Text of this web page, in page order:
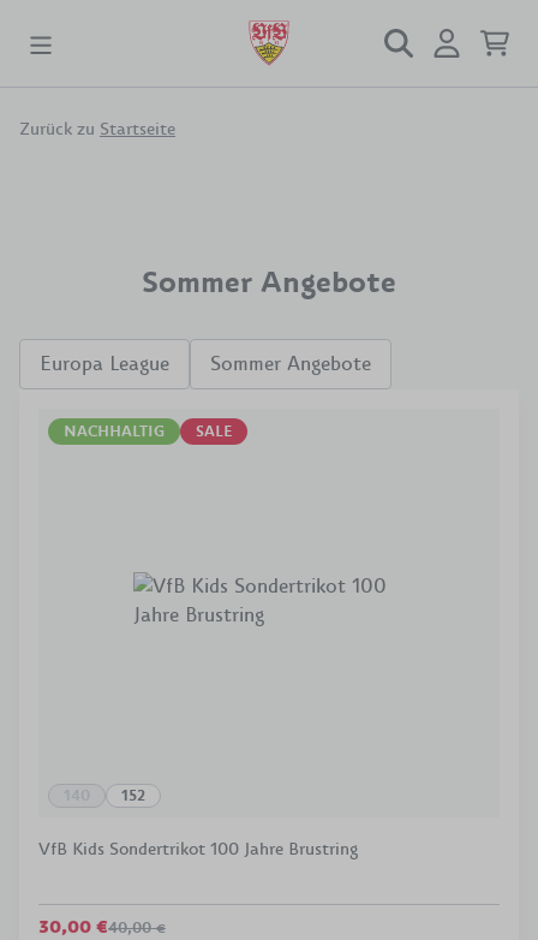
Zurück zu Startseite
Sommer Angebote
Europa League Sommer Angebote
NACHHALTIG SALE
152
VfB Kids Sondertrikot 100 Jahre Brustring
30,00 €40,00 €